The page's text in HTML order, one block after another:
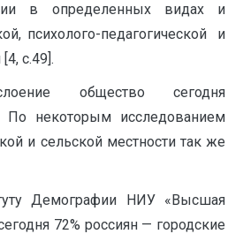
в определенных видах и
психолого-педагогической и
с.49].
общество сегодня
По некоторым исследованием
и сельской местности так же
Демографии НИУ «Высшая
72% россиян — городские